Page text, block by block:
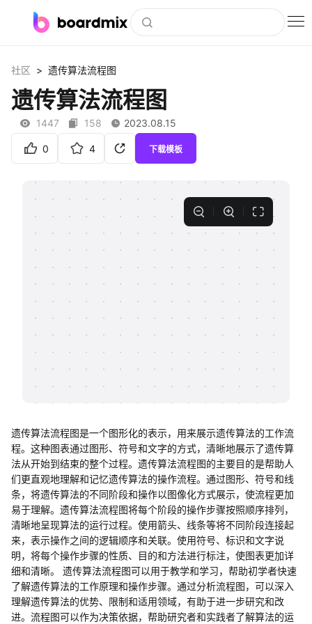
社区资源
下载
社区 > 遗传算法流程图
遗传算法流程图
1447 158 2023.08.15
0 4 下载模板
遗传算法流程图是一个图形化的表示，用来展示遗传算法的工作流
程。这种图表通过图形、符号和文字的方式，清晰地展示了遗传算
法从开始到结束的整个过程。遗传算法流程图的主要目的是帮助人
们更直观地理解和记忆遗传算法的操作流程。通过图形、符号和线
条，将遗传算法的不同阶段和操作以图像化方式展示，使流程更加
易于理解。遗传算法流程图将每个阶段的操作步骤按照顺序排列，
清晰地呈现算法的运行过程。使用箭头、线条等将不同阶段连接起
来，表示操作之间的逻辑顺序和关联。使用符号、标识和文字说
明，将每个操作步骤的性质、目的和方法进行标注，使图表更加详
细和清晰。 遗传算法流程图可以用于教学和学习，帮助初学者快速
了解遗传算法的工作原理和操作步骤。通过分析流程图，可以深入
理解遗传算法的优势、限制和适用领域，有助于进一步研究和改
进。流程图可以作为决策依据，帮助研究者和实践者了解算法的运